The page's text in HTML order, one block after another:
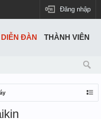
Đăng nhập
DIỄN ĐÀN THÀNH VIÊN